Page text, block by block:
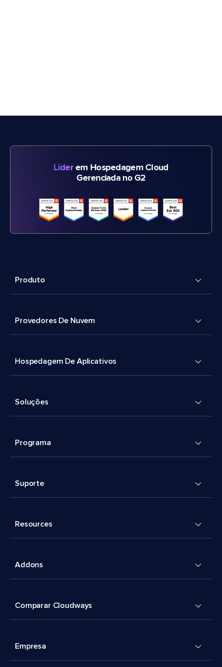
Líderem Hospedagem Cloud
Gerenciada no G2
Produto
Provedores De Nuvem
Hospedagem De Aplicativos
Soluções
Programa
Suporte
Resources
Addons
Comparar Cloudways
Empresa